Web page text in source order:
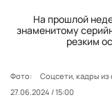
На прошлой
знаменитому
резким
Фото: Соцсети, кадры из
27.06.2024 / 15:00